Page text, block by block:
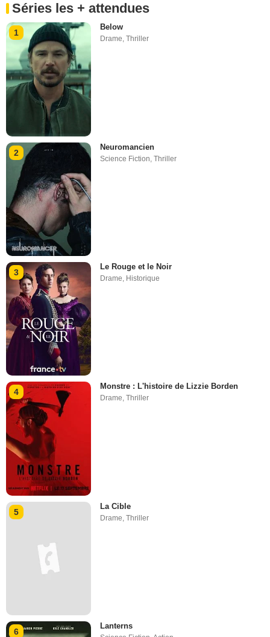
Séries les + attendues
1
Below
Drame,Thriller
2
Neuromancien
Science Fiction ,Thriller
3
Le Rouge et le Noir
Drame, Historique
4
Monstre : L'histoire de Lizzie Borden
Drame,Thriller
5
La Cible
Drame ,Thriller
6
Lanterns